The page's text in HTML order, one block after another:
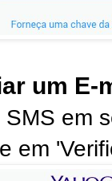
um E-
em
em